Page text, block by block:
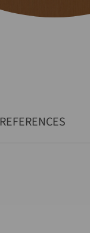
REFERENCES